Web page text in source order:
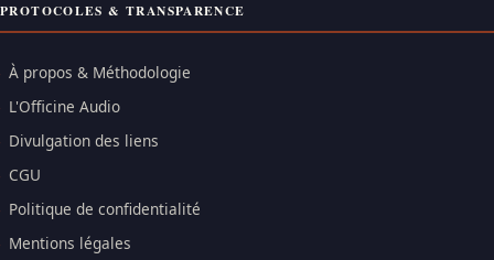
PROTOCOLES & TRANSPARENCE
À propos & Méthodologie
L'Officine Audio
Divulgation des liens
CGU
Politique de confidentialité
Mentions légales